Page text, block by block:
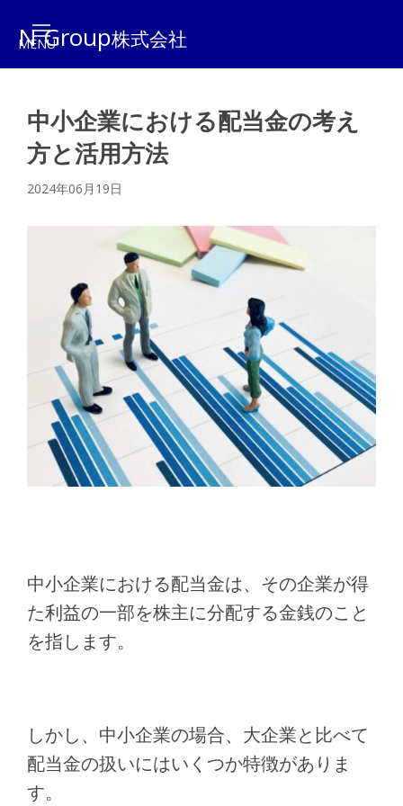
N Group株式会社
中小企業における配当金の考え
方と活用方法
2024年06月19日
中小企業における配当金は、その企業が得
た利益の一部を株主に分配する金銭のこと
を指します。
しかし、中小企業の場合、大企業と比べて
配当金の扱いにはいくつか特徴がありま
す。